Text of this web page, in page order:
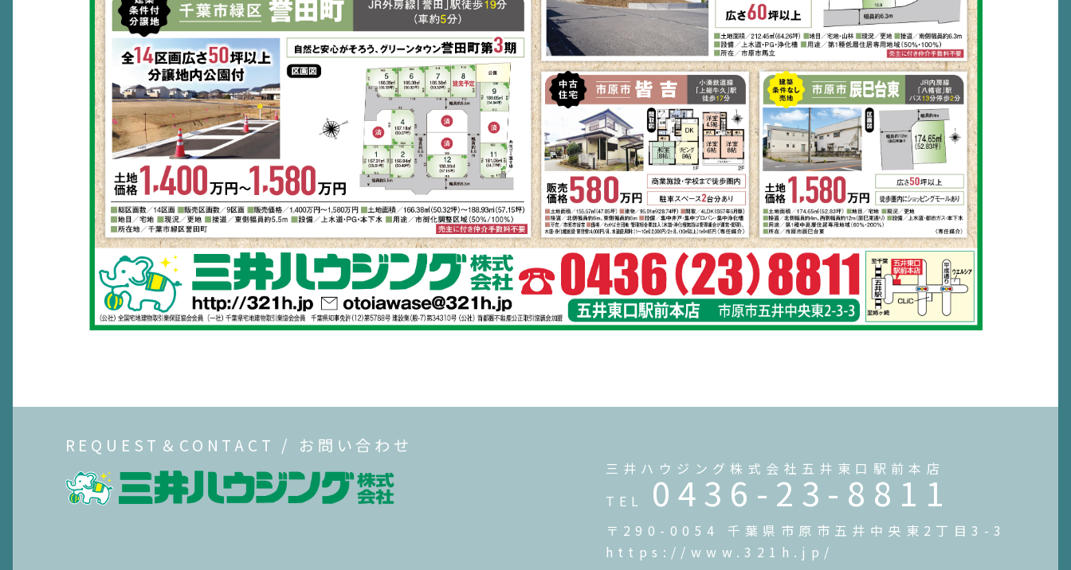
REQUEST＆CONTACT / お問い合わせ
三井ハウジング株式会社五井東口駅前本店
TEL 0436-23-8811
〒290-0054 千葉県市原市五井中央東2丁目3-3
https://www.321h.jp/